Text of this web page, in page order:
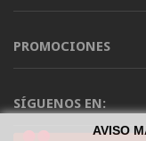
PROMOCIONES
SÍGUENOS EN:
AVISO